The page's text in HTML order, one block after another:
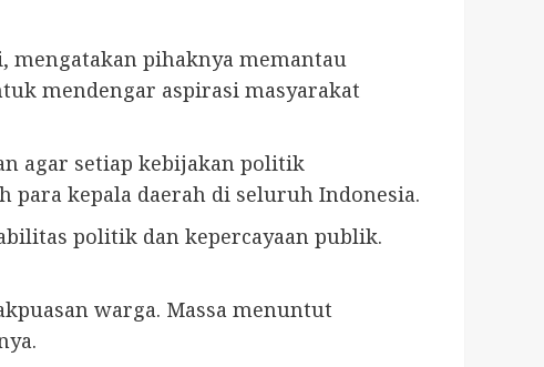
mengatakan pihaknya memantau
mendengar aspirasi masyarakat
agar setiap kebijakan politik
kepala daerah di seluruh Indonesia.
politik dan kepercayaan publik.
warga. Massa menuntut